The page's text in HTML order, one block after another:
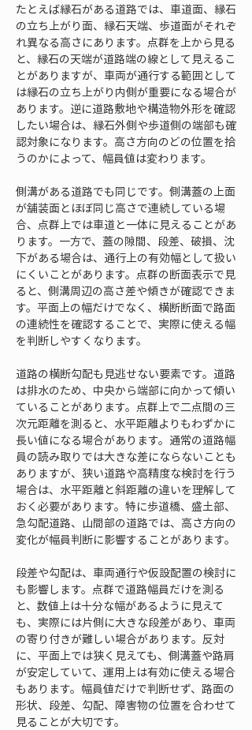
たとえば縁石がある道路では、車道面、縁石
の立ち上がり面、縁石天端、歩道面がそれぞ
れ異なる高さにあります。点群を上から見る
と、縁石の天端が道路端の線として見えるこ
とがありますが、車両が通行する範囲として
は縁石の立ち上がり内側が重要になる場合が
あります。逆に道路敷地や構造物外形を確認
したい場合は、縁石外側や歩道側の端部も確
認対象になります。高さ方向のどの位置を拾
うのかによって、幅員値は変わります。
側溝がある道路でも同じです。側溝蓋の上面
が舗装面とほぼ同じ高さで連続している場
合、点群上では車道と一体に見えることがあ
ります。一方で、蓋の隙間、段差、破損、沈
下がある場合は、通行上の有効幅として扱い
にくいことがあります。点群の断面表示で見
ると、側溝周辺の高さ差や傾きが確認できま
す。平面上の幅だけでなく、横断断面で路面
の連続性を確認することで、実際に使える幅
を判断しやすくなります。
道路の横断勾配も見逃せない要素です。道路
は排水のため、中央から端部に向かって傾い
ていることがあります。点群上で二点間の三
次元距離を測ると、水平距離よりもわずかに
長い値になる場合があります。通常の道路幅
員の読み取りでは大きな差にならないことも
ありますが、狭い道路や高精度な検討を行う
場合は、水平距離と斜距離の違いを理解して
おく必要があります。特に歩道橋、盛土部、
急勾配道路、山間部の道路では、高さ方向の
変化が幅員判断に影響することがあります。
段差や勾配は、車両通行や仮設配置の検討に
も影響します。点群で道路幅員だけを測る
と、数値上は十分な幅があるように見えて
も、実際には片側に大きな段差があり、車両
の寄り付きが難しい場合があります。反対
に、平面上では狭く見えても、側溝蓋や路肩
が安定していて、運用上は有効に使える場合
もあります。幅員値だけで判断せず、路面の
形状、段差、勾配、障害物の位置を合わせて
見ることが大切です。